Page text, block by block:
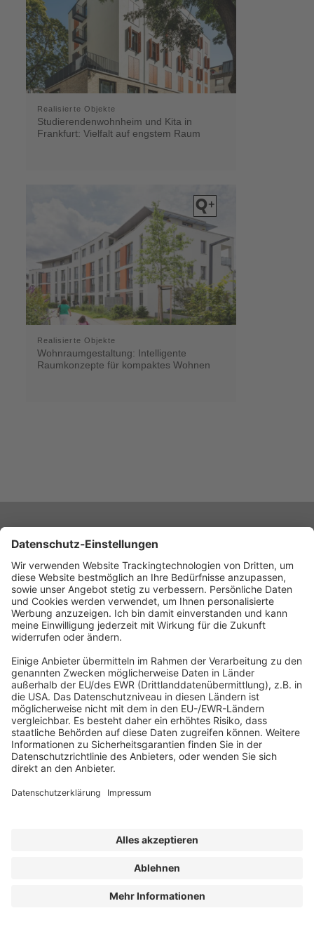
Realisierte Objekte
Studierendenwohnheim und Kita in
Frankfurt: Vielfalt auf engstem Raum
Realisierte Objekte
Wohnraumgestaltung: Intelligente
Raumkonzepte für kompaktes Wohnen
PRINT UND ePAPER
Jetzt keine Ausgabe mehr verpassen
ABONNEMENT ANFORDERN
Kostenloses Probeheft anfordern